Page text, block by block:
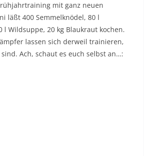
mit ganz neuen
läßt 400 Semmelknödel, 80 l
l Wildsuppe, 20 kg Blaukraut kochen.
lassen sich derweil trainieren,
Ach, schaut es euch selbst an…: